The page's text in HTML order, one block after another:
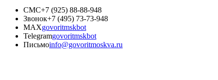
СМС+7 (925) 88-88-948
Звонок+7 (495) 73-73-948
MAXgovoritmskbot
Telegramgovoritmskbot
Письмоinfo@govoritmoskva.ru